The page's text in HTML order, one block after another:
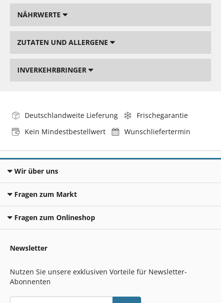
NÄHRWERTE
ZUTATEN UND ALLERGENE
INVERKEHRBRINGER
Deutschlandweite Lieferung
Frischegarantie
Kein Mindestbestellwert
Wunschliefertermin
Wir über uns
Fragen zum Markt
Fragen zum Onlineshop
Newsletter
Nutzen Sie unsere exklusiven Vorteile für Newsletter-
Abonnenten